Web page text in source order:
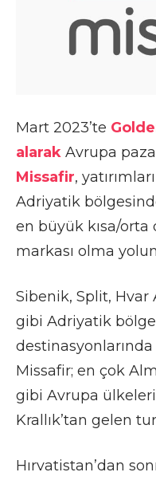
Mart 2023’te
alarak Avrupa
Missafir,
Adriyatik
en büyük kısa/
markası olma
Sibenik, Split, Hvar
gibi Adriyatik
Missafir; en çok
gibi Avrupa
Krallık’tan gelen
Hırvatistan’dan